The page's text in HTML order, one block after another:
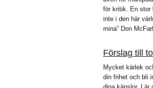
för kritik. En stor
inte i den här
mina” Don
Förslag till
Mycket kärlek
din frihet och bli